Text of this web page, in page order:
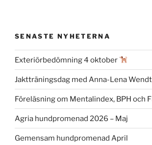
SENASTE NYHETERNA
Exteriörbedömning 4 oktober
Jaktträningsdag med Anna-Lena
Föreläsning om Mentalindex, BPH och
Agria hundpromenad 2026 – Maj
Gemensam hundpromenad April